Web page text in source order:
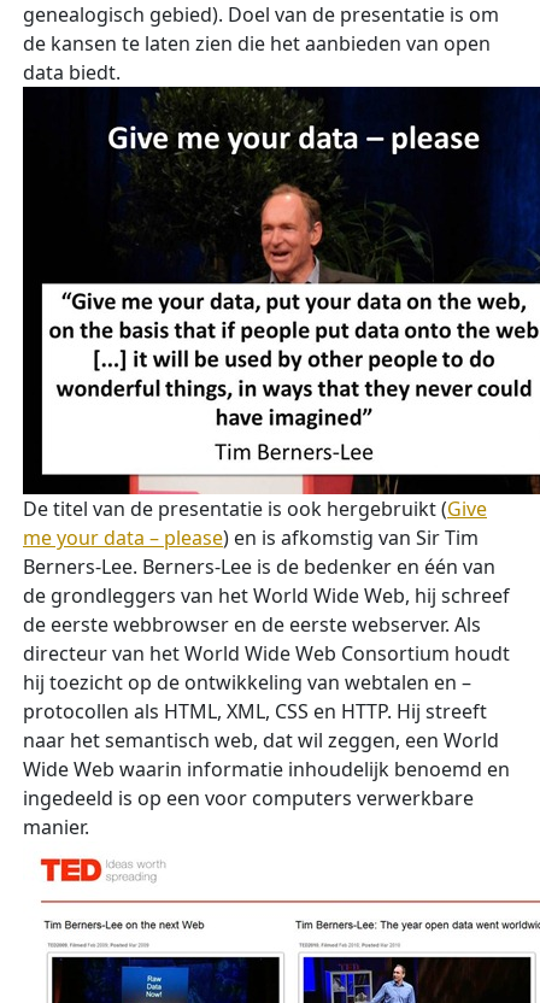
genealogisch gebied). Doel van de presentatie is om
de kansen te laten zien die het aanbieden van open
data biedt.
De titel van de presentatie is ook hergebruikt (Give
me your data – please) en is afkomstig van Sir Tim
Berners-Lee. Berners-Lee is de bedenker en één van
de grondleggers van het World Wide Web, hij schreef
de eerste webbrowser en de eerste webserver. Als
directeur van het World Wide Web Consortium houdt
hij toezicht op de ontwikkeling van webtalen en –
protocollen als HTML, XML, CSS en HTTP. Hij streeft
naar het semantisch web, dat wil zeggen, een World
Wide Web waarin informatie inhoudelijk benoemd en
ingedeeld is op een voor computers verwerkbare
manier.